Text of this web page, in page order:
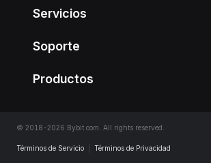
Servicios
Soporte
Productos
© 2018-2026 Bybit.com. All rights reserved.
Términos de Servicio Términos de Privacidad